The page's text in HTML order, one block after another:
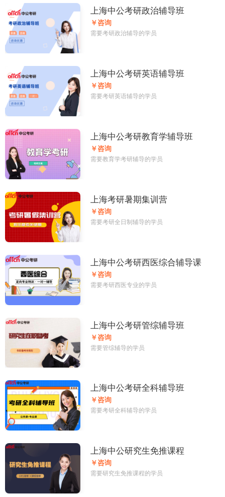
上海中公考研政治辅导班
￥咨询
需要考研政治辅导的学员
上海中公考研英语辅导班
￥咨询
需要考研英语辅导的学员
上海中公考研教育学辅导班
￥咨询
需要教育学考研辅导的学员
上海考研暑期集训营
￥咨询
需要考研全日制辅导的学员
上海中公考研西医综合辅导课
￥咨询
需要考研西医专业的学员
上海中公考研管综辅导班
￥咨询
需要管综辅导的学员
上海中公考研全科辅导班
￥咨询
需要考研全科辅导的学员
上海中公研究生免推课程
￥咨询
需要研究生免推课程的学员